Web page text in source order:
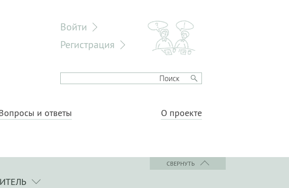
Войти
Регистрация
и ответы О проекте
СВЕРНУТЬ